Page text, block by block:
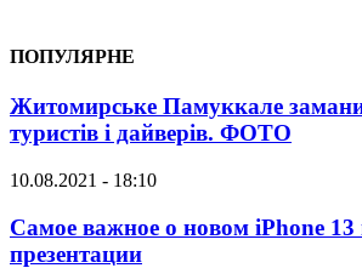
ПОПУЛЯРНЕ
Житомирське Памуккале
туристів і дайверів. ФОТО
10.08.2021 - 18:10
Самое важное о новом iPhone 13
презентации